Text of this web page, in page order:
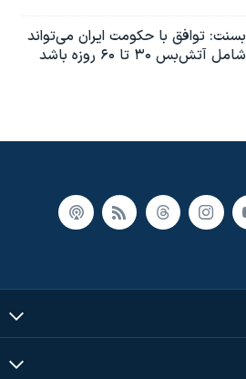
بسنت: توافق با حکومت ایران می‌تواند
شامل آتش‌بس ۳۰ تا ۶۰ روزه باشد